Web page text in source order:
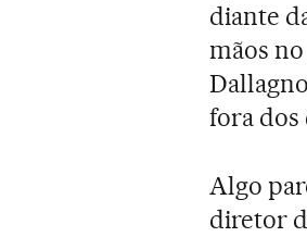
diante
mãos
fora dos
Algo
diretor